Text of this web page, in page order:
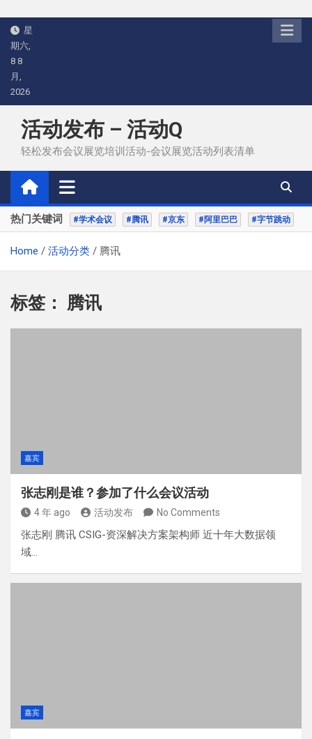
Skip
content
星
期六,
8 8
月,
2026
活动发布 – 活动Q
轻松发布会议展览培训活动-会议展览活动列表清单
热门关键词 #学术会议 #腾讯 #京东 #阿里巴巴 #字节跳动
Home 活动分类 腾讯
标签： 腾讯
嘉宾
张志刚是谁？参加了什么会议活动
4 年 ago 活动发布 No Comments
张志刚 腾讯 CSIG-资深解决方案架构师 近十年大数据领
域…
嘉宾